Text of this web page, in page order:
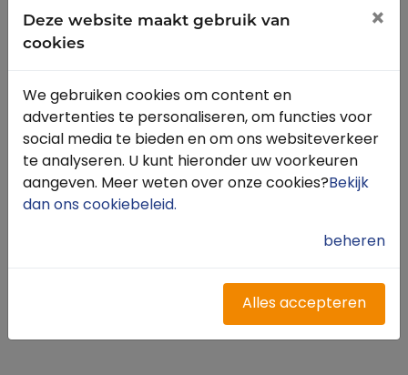
Deze website maakt gebruik van
cookies
×
We gebruiken cookies om content en
advertenties te personaliseren, om functies voor
social media te bieden en om ons websiteverkeer
te analyseren. U kunt hieronder uw voorkeuren
aangeven. Meer weten over onze cookies? Bekijk
dan ons cookiebeleid.
beheren
Alles accepteren